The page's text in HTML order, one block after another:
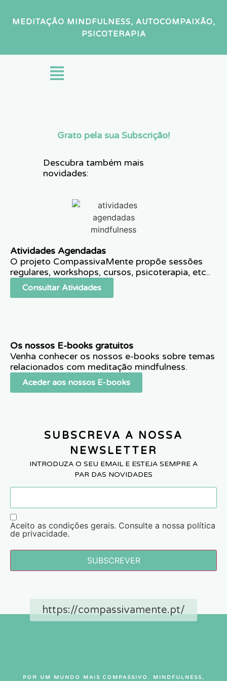
MEDITAÇÃO MINDFULNESS, AUTOCOMPAIXÃO,
PSICOTERAPIA
Grato pela sua Subscrição!
Descubra também mais
novidades:
Atividades Agendadas
O projeto CompassivaMente propõe sessões
regulares, workshops, cursos, psicoterapia, etc..
Consultar Atividades
Os nossos E-books gratuitos
Venha conhecer os nossos e-books sobre temas
relacionados com meditação mindfulness.
Aceder aos nossos E-books
SUBSCREVA A NOSSA
NEWSLETTER
INTRODUZA O SEU EMAIL E ESTEJA SEMPRE A
PAR DAS NOVIDADES
Aceito as condições gerais. Consulte a nossa política
de privacidade.
SUBSCREVER
https://compassivamente.pt/
POR UM MUNDO MAIS COMPASSIVO. MINDFULNESS,